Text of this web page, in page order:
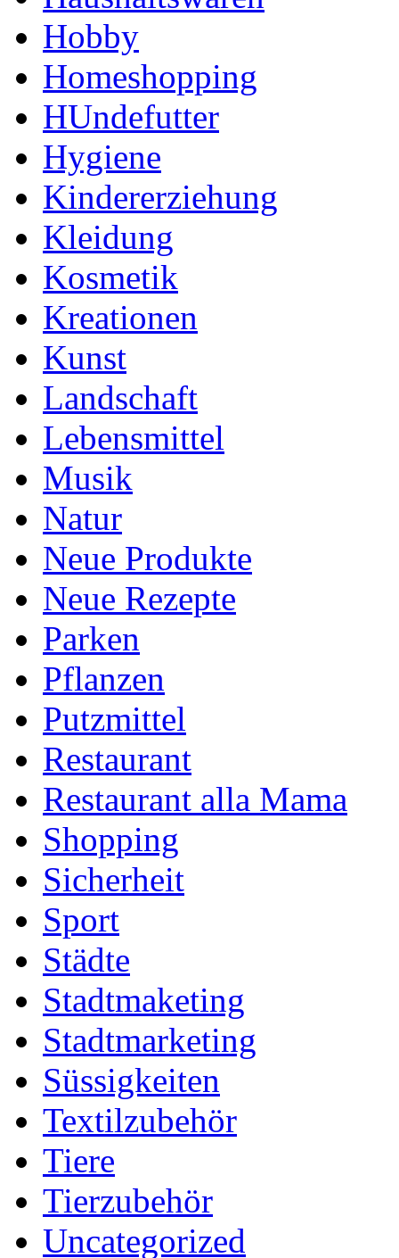
Hobby
Homeshopping
HUndefutter
Hygiene
Kindererziehung
Kleidung
Kosmetik
Kreationen
Kunst
Landschaft
Lebensmittel
Musik
Natur
Neue Produkte
Neue Rezepte
Parken
Pflanzen
Putzmittel
Restaurant
Restaurant alla Mama
Shopping
Sicherheit
Sport
Städte
Stadtmaketing
Stadtmarketing
Süssigkeiten
Textilzubehör
Tiere
Tierzubehör
Uncategorized